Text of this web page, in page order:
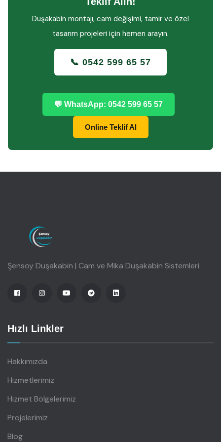
Duşakabin montajı, cam değişimi, tamir ve özel
tasarım projeleri için hemen arayın.
📞 0542 599 65 57
💬 WhatsApp: 0542 599 65 57
Online Teklif Al
Şensoy Duşakabin | Cam ve Mika Duşakabin Sistemleri
Hızlı Linkler
Hakkımızda
Hizmetlerimiz
Hizmet Bölgelerimiz
Projelerimiz
Blog